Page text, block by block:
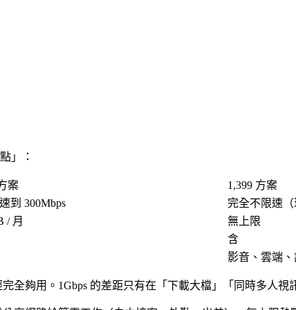
」：
案
1,399 方案
到 300Mbps
完全不限速（
/ 月
無上限
含
影音、雲端
全夠用。1Gbps 的差距只有在「下載大檔」「同時多人視